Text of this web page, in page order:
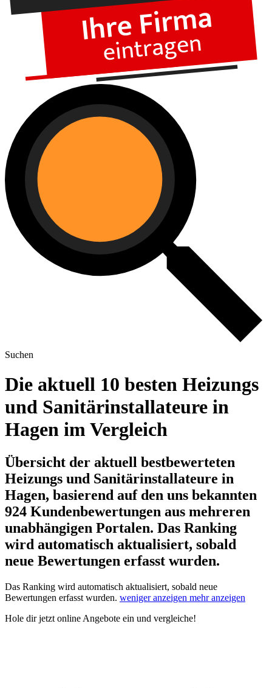
Suchen
Die aktuell 10 besten Heizungs
und Sanitärinstallateure in
Hagen im Vergleich
Übersicht der aktuell bestbewerteten
Heizungs und Sanitärinstallateure in
Hagen, basierend auf den uns bekannten
924 Kundenbewertungen aus mehreren
unabhängigen Portalen. Das Ranking
wird automatisch aktualisiert, sobald
neue Bewertungen erfasst wurden.
Das Ranking wird automatisch aktualisiert, sobald neue
Bewertungen erfasst wurden. weniger anzeigen mehr anzeigen
Hole dirjetzt online Angebote ein und vergleiche!